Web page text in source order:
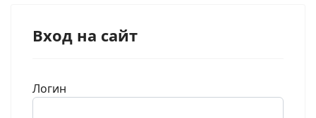
Вход на сайт
Логин